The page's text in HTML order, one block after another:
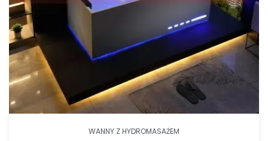
WANNY Z HYDROMASAŻEM